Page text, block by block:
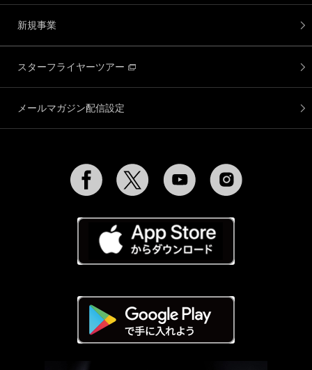
新規事業
スターフライヤーツアー
メールマガジン配信設定
Facebook Twitter YouTube Instagram